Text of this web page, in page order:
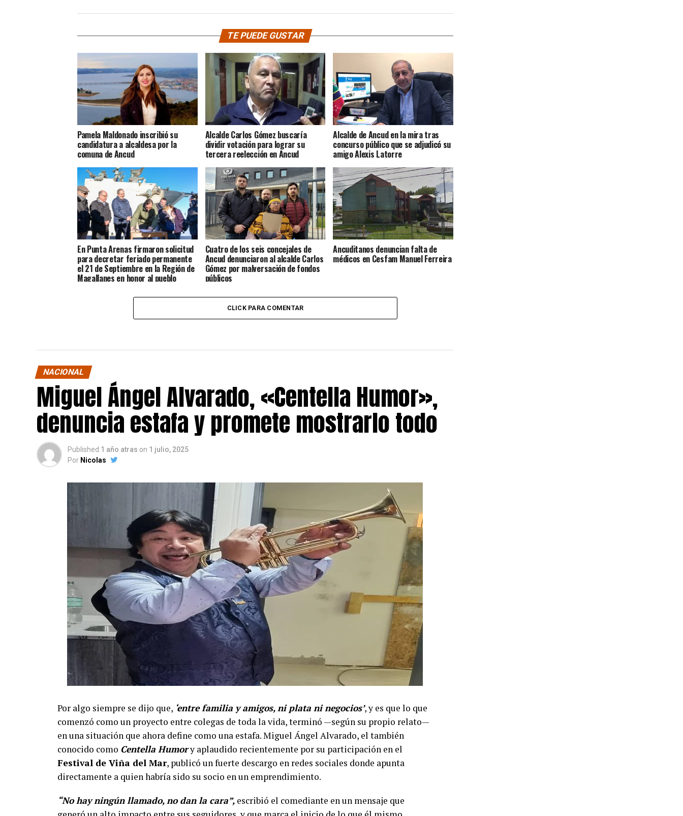
TE PUEDE GUSTAR
Pamela Maldonado inscribió su
candidatura a alcaldesa por la
comuna de Ancud
Alcalde Carlos Gómez buscaría
dividir votación para lograr su
tercera reelección en Ancud
Alcalde de Ancud en la mira tras
concurso público que se adjudicó su
amigo Alexis Latorre
En Punta Arenas firmaron solicitud
para decretar feriado permanente
el 21 de Septiembre en la Región de
Magallanes en honor al pueblo
Cuatro de los seis concejales de
Ancud denunciaron al alcalde Carlos
Gómez por malversación de fondos
públicos
Ancuditanos denuncian falta de
médicos en Cesfam Manuel Ferreira
CLICK PARA COMENTAR
NACIONAL
Miguel Ángel Alvarado, «Centella Humor»,
denuncia estafa y promete mostrarlo todo
Published 1 año atras on 1 julio, 2025
Por Nicolas
Por algo siempre se dijo que, ‘entre familia y amigos, ni plata ni negocios’, y es que lo que
comenzó como un proyecto entre colegas de toda la vida, terminó —según su propio relato—
en una situación que ahora define como una estafa. Miguel Ángel Alvarado, el también
conocido como Centella Humory aplaudido recientemente por su participación en el
Festival de Viña del Mar, publicó un fuerte descargo en redes sociales donde apunta
directamente a quien habría sido su socio en un emprendimiento.
“No hay ningún llamado, no dan la cara”, escribió el comediante en un mensaje que